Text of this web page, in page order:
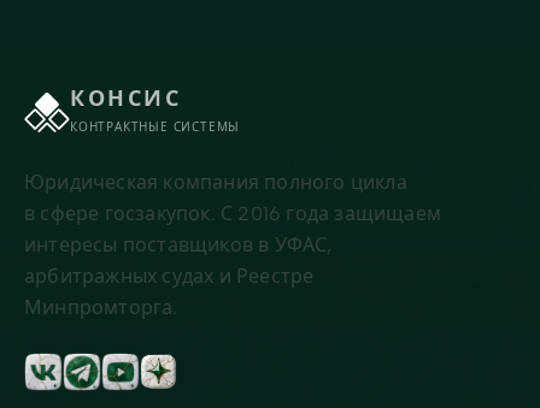
КОНСИС
КОНТРАКТНЫЕ СИСТЕМЫ
Юридическая компания полного цикла
в сфере госзакупок. С 2016 года защищаем
интересы поставщиков в УФАС,
арбитражных судах и Реестре
Минпромторга.